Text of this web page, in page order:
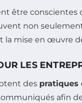
être conscientes
non
la mise en œuvre
LES
des pratiques
afin